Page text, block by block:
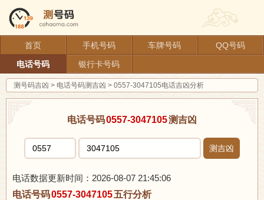
首页 手机号码 车牌号码
QQ号码
电话号码
银行卡号码
测号码吉凶 > 电话号码测吉凶 > 0557-3047105电话吉凶分析
电话号码0557-3047105测吉凶
测吉凶
电话数据更新时间：2026-08-07 21:45:06
电话号码0557-3047105五行分析